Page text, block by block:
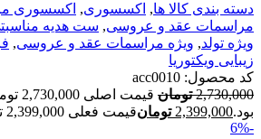
دسته بندی کالا ها, اکسسوری, اکسسوری
مراسمات عقد و عروسی, ست هدیه
ویژه تولد, ویژه مراسمات عقد و عروسی,
زیبایی ویکتوریا
کد محصول: acc0010
2,730,000 تومان
قیمت اصلی
بود.2,399,000 تومانقیمت فعلی 2,399,000 تومان است.
-6%